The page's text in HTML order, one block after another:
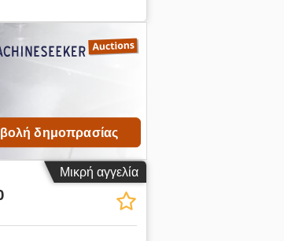
δημοπρασίας
Μικρή αγγελία